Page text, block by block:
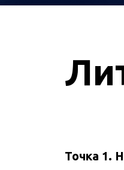
Точка 1.